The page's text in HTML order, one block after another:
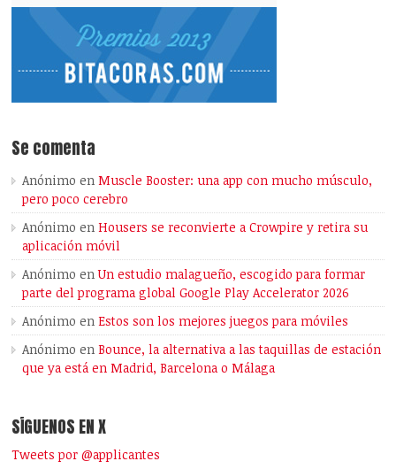
Se comenta
Anónimo enMuscle Booster: una app con mucho músculo,
pero poco cerebro
Anónimo enHousers se reconvierte a Crowpire y retira su
aplicación móvil
Anónimo enUn estudio malagueño, escogido para formar
parte del programa global Google Play Accelerator 2026
Anónimo enEstos son los mejores juegos para móviles
Anónimo enBounce, la alternativa a las taquillas de estación
que ya está en Madrid, Barcelona o Málaga
SÍGUENOS EN X
Tweets por @applicantes